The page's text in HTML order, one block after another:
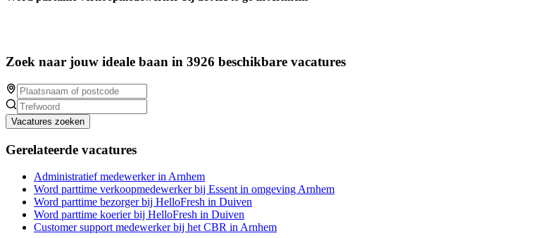
Zoek naar jouw ideale baan in 3926 beschikbare vacatures
Vacatures zoeken
Gerelateerde vacatures
Administratief medewerker in Arnhem
Word parttime verkoopmedewerker bij Essent in omgeving Arnhem
Word parttime bezorger bij HelloFresh in Duiven
Word parttime koerier bij HelloFresh in Duiven
Customer support medewerker bij het CBR in Arnhem